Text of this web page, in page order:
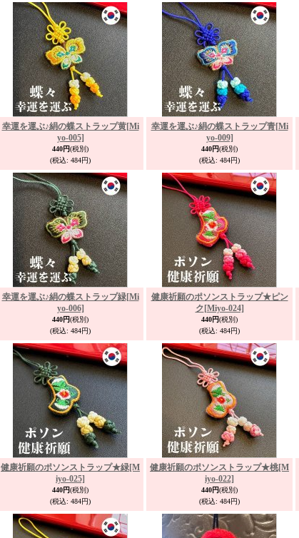
幸運を運ぶ♪絹の蝶ストラップ黄[Mi
yo-005]
440円(税別)
(税込: 484円)
幸運を運ぶ♪絹の蝶ストラップ青[Mi
yo-009]
440円(税別)
(税込: 484円)
幸運を運ぶ♪絹の蝶ストラップ緑[Mi
yo-006]
440円(税別)
(税込: 484円)
健康祈願のポソンストラップ★ピン
ク [Miyo-024]
440円(税別)
(税込: 484円)
健康祈願のポソンストラップ★緑[M
iyo-025]
440円(税別)
(税込: 484円)
健康祈願のポソンストラップ★桃[M
iyo-022]
440円(税別)
(税込: 484円)